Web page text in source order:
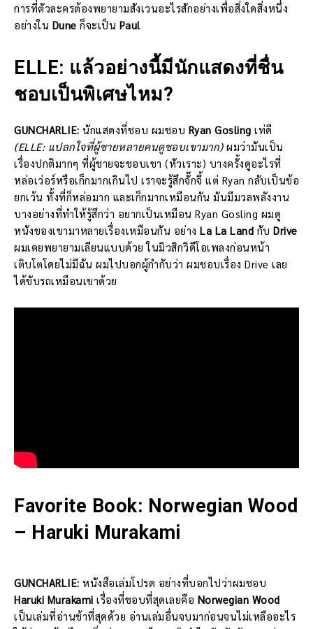
การที่ตัวละครต้องพยายามสังเวนอะไรสักอย่างเพื่อสิ่งใดสิ่งหนึ่ง
อย่างใน Dune ก็จะเป็น Paul
ELLE: แล้วอย่างนี้มีนักแสดงที่ชื่น
ชอบเป็นพิเศษไหม?
GUNCHARLIE: นักแสดงที่ชอบ ผมชอบ Ryan Gosling เท่ดี
(ELLE: แปลกใจที่ผู้ชายหลายคนดูชอบเขามาก)ผมว่ามันเป็น
เรื่องปกติมากๆ ที่ผู้ชายจะชอบเขา (หัวเราะ) บางครั้งดูอะไรที่
หล่อเว่อร์หรือเก็กมากเกินไป เราจะรู้สึกจั๊กจี้ แต่ Ryan กลับเป็นข้อ
ยกเว้น ทั้งที่ก็หล่อมาก และเก็กมากเหมือนกัน มันมีมวลพลังงาน
บางอย่างที่ทำให้รู้สึกว่า อยากเป็นเหมือน Ryan Gosling ผมดู
หนังของเขามาหลายเรื่องเหมือนกัน อย่าง La La Land กับ Drive
ผมเคยพยายามเลียนแบบด้วย ในมิวสิกวิดีโอเพลงก่อนหน้า
เติบโตโดยไม่มีฉัน ผมไปบอกผู้กำกับว่า ผมชอบเรื่อง Drive เลย
ได้ขับรถเหมือนเขาด้วย
Favorite Book: Norwegian Wood
– Haruki Murakami
GUNCHARLIE: หนังสือเล่มโปรด อย่างที่บอกไปว่าผมชอบ
Haruki Murakami เรื่องที่ชอบที่สุดเลยคือ Norwegian Wood
เป็นเล่มที่อ่านช้าที่สุดด้วย อ่านเล่มอื่นจบมาก่อนจนไม่เหลืออะไร